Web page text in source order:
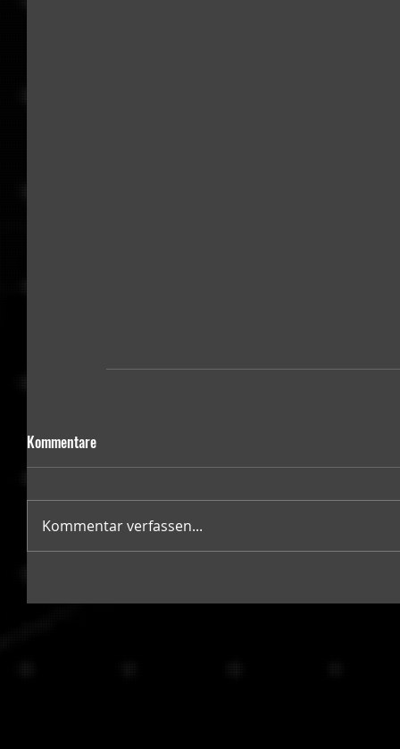
Kommentare
Kommentar verfassen...